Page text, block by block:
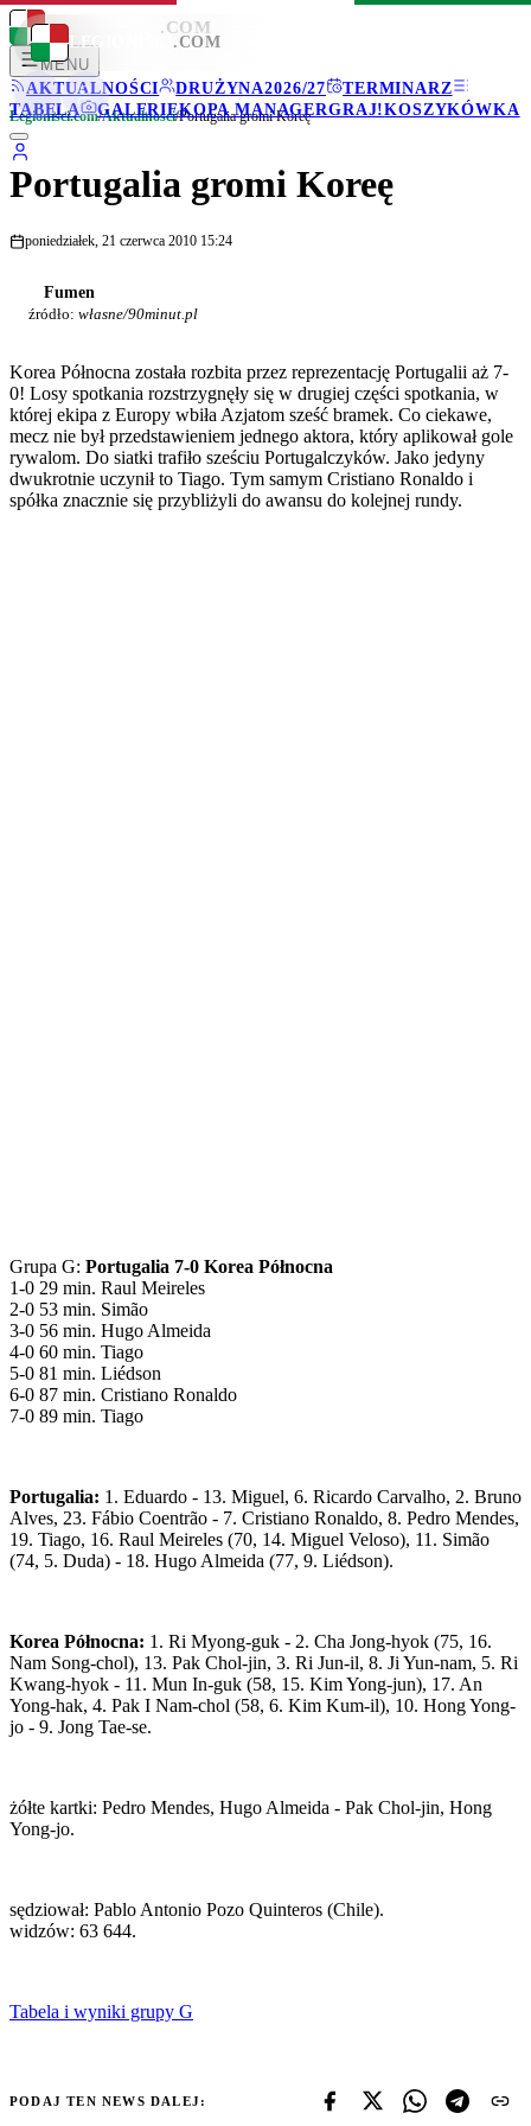
LEGIONISCI .COM
MENU
AKTUALNOŚCI
DRUŻYNA2026/27
TERMINARZ
TABELA
GALERIEKOPA MANAGERGRAJ!KOSZYKÓWKA
LEGIONISCI .COM
Legionisci.com/Aktualności/Portugalia gromi Koreę
Portugalia gromi Koreę
poniedziałek, 21 czerwca 2010 15:24
Fumen
źródło: własne/90minut.pl
Korea Północna została rozbita przez reprezentację Portugalii aż 7-
0! Losy spotkania rozstrzygnęły się w drugiej części spotkania, w
której ekipa z Europy wbiła Azjatom sześć bramek. Co ciekawe,
mecz nie był przedstawieniem jednego aktora, który aplikował gole
rywalom. Do siatki trafiło sześciu Portugalczyków. Jako jedyny
dwukrotnie uczynił to Tiago. Tym samym Cristiano Ronaldo i
spółka znacznie się przybliżyli do awansu do kolejnej rundy.
Grupa G: Portugalia 7-0 Korea Północna
1-0 29 min. Raul Meireles
2-0 53 min. Simão
3-0 56 min. Hugo Almeida
4-0 60 min. Tiago
5-0 81 min. Liédson
6-0 87 min. Cristiano Ronaldo
7-0 89 min. Tiago
Portugalia: 1. Eduardo - 13. Miguel, 6. Ricardo Carvalho, 2. Bruno
Alves, 23. Fábio Coentrão - 7. Cristiano Ronaldo, 8. Pedro Mendes,
19. Tiago, 16. Raul Meireles (70, 14. Miguel Veloso), 11. Simão
(74, 5. Duda) - 18. Hugo Almeida (77, 9. Liédson).
Korea Północna: 1. Ri Myong-guk - 2. Cha Jong-hyok (75, 16.
Nam Song-chol), 13. Pak Chol-jin, 3. Ri Jun-il, 8. Ji Yun-nam, 5. Ri
Kwang-hyok - 11. Mun In-guk (58, 15. Kim Yong-jun), 17. An
Yong-hak, 4. Pak I Nam-chol (58, 6. Kim Kum-il), 10. Hong Yong-
jo - 9. Jong Tae-se.
żółte kartki: Pedro Mendes, Hugo Almeida - Pak Chol-jin, Hong
Yong-jo.
sędziował: Pablo Antonio Pozo Quinteros (Chile).
widzów: 63 644.
Tabela i wyniki grupy G
PODAJ TEN NEWS DALEJ: